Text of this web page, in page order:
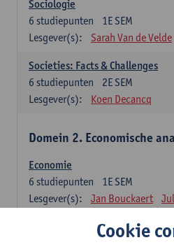
Sociologie
1E SEM
6 studiepunten
Lesgever(s):
Sarah Van de Velde
Societies: Facts & Challenges
2E SEM
6 studiepunten
Lesgever(s):
Koen Decancq
Domein 2. Economische
Economie
1E SEM
6 studiepunten
Lesgever(s):
Jan Bouckaert
Domein 3. Cookie